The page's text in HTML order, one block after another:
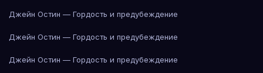
Джейн Остин — Гордость и предубеждение
Джейн Остин — Гордость и предубеждение
Джейн Остин — Гордость и предубеждение